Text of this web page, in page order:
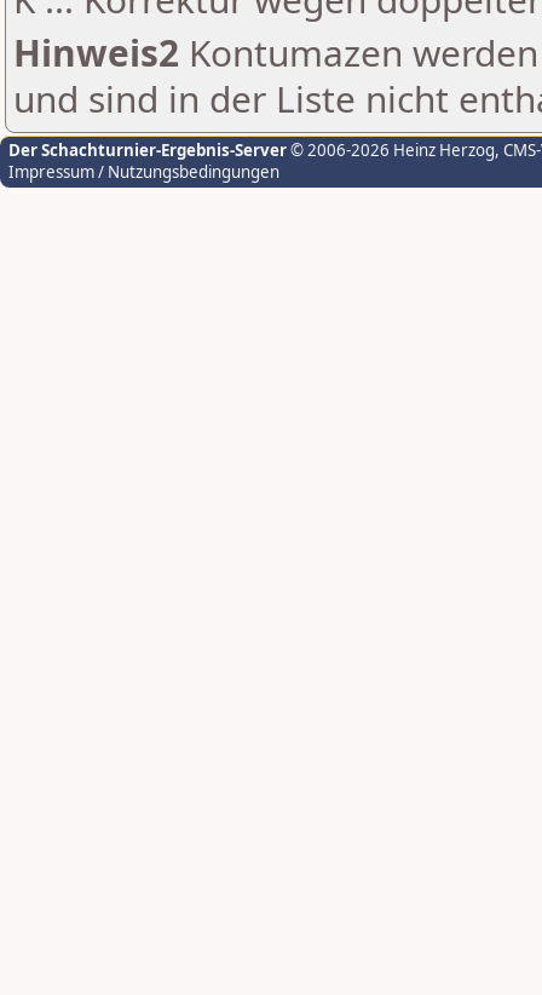
Hinweis2 Kontumazen
und sind in der Liste nicht
Der Schachturnier-Ergebnis-Server© 2006-2026 Heinz Herzog,
Impressum / Nutzungsbedingungen